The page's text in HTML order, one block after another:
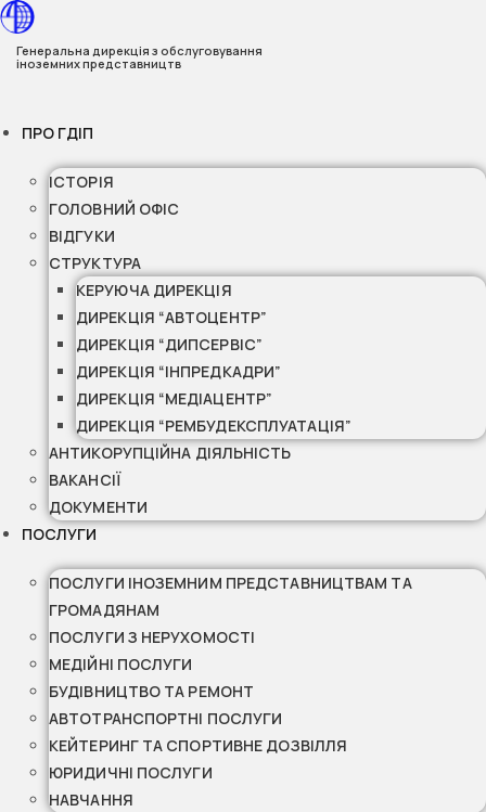
Перейти
до
вмісту
Генеральна дирекція з обслуговування
іноземних представництв
ПРО ГДІП
ІСТОРІЯ
ГОЛОВНИЙ ОФІС
ВІДГУКИ
СТРУКТУРА
КЕРУЮЧА ДИРЕКЦІЯ
ДИРЕКЦІЯ “АВТОЦЕНТР”
ДИРЕКЦІЯ “ДИПСЕРВІС”
ДИРЕКЦІЯ “ІНПРЕДКАДРИ”
ДИРЕКЦІЯ “МЕДІАЦЕНТР”
ДИРЕКЦІЯ “РЕМБУДЕКСПЛУАТАЦІЯ”
АНТИКОРУПЦІЙНА ДІЯЛЬНІСТЬ
ВАКАНСІЇ
ДОКУМЕНТИ
ПОСЛУГИ
ПОСЛУГИ ІНОЗЕМНИМ ПРЕДСТАВНИЦТВАМ ТА
ГРОМАДЯНАМ
ПОСЛУГИ З НЕРУХОМОСТІ
МЕДІЙНІ ПОСЛУГИ
БУДІВНИЦТВО ТА РЕМОНТ
АВТОТРАНСПОРТНІ ПОСЛУГИ
КЕЙТЕРИНГ ТА СПОРТИВНЕ ДОЗВІЛЛЯ
ЮРИДИЧНІ ПОСЛУГИ
НАВЧАННЯ